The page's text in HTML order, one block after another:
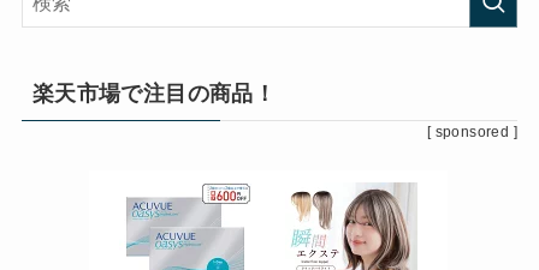
楽天市場で注目の商品！
[ sponsored ]